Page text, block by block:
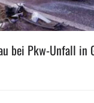
bei Pkw-Unfall in